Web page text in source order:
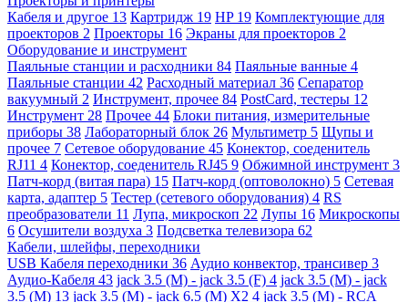
Кабеля и другое 13 Картридж 19 HP 19 Комплектующие для
проекторов 2 Проекторы 16 Экраны для проекторов 2
Оборудование и инструмент
Паяльные станции и расходники 84 Паяльные ванные 4
Паяльные станции 42 Расходный материал 36 Сепаратор
вакуумный 2 Инструмент, прочее 84 PostCard, тестеры 12
Инструмент 28 Прочее 44 Блоки питания, измерительные
приборы 38 Лабораторный блок 26 Мультиметр 5 Щупы и
прочее 7 Сетевое оборудование 45 Конектор, соеденитель
RJ11 4 Конектор, соеденитель RJ45 9 Обжимной инструмент 3
Патч-корд (витая пара) 15 Патч-корд (оптоволокно) 5 Сетевая
карта, адаптер 5 Тестер (сетевого оборудования) 4 RS
преобразователи 11 Лупа, микроскоп 22 Лупы 16 Микроскопы
6 Осушители воздуха 3 Подсветка телевизора 62
Кабели, шлейфы, переходники
USB Кабеля переходники 36 Аудио конвектор, трансивер 3
Аудио-Кабеля 43 jack 3.5 (M) - jack 3.5 (F) 4 jack 3.5 (M) - jack
3.5 (M) 13 jack 3.5 (M) - jack 6.5 (M) X2 4 jack 3.5 (M) - RCA